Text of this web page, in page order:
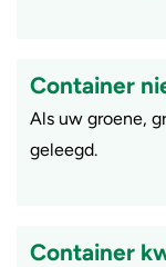
Container
Als uw groene,
geleegd.
Container